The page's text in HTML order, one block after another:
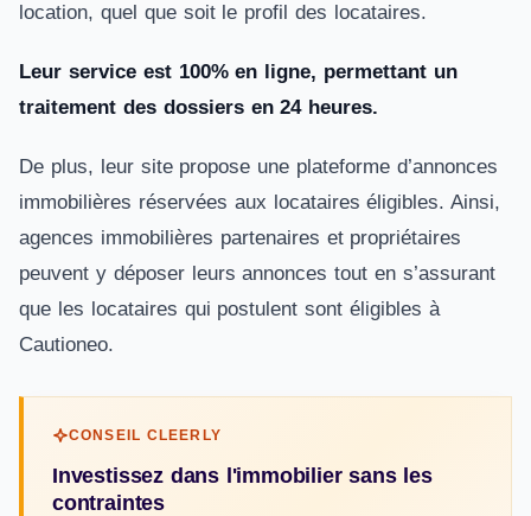
location, quel que soit le profil des locataires.
Leur service est 100% en ligne, permettant un
traitement des dossiers en 24 heures.
De plus, leur site propose une plateforme d’annonces
immobilières réservées aux locataires éligibles. Ainsi,
agences immobilières partenaires et propriétaires
peuvent y déposer leurs annonces tout en s’assurant
que les locataires qui postulent sont éligibles à
Cautioneo.
CONSEIL CLEERLY
Investissez dans l'immobilier sans les
contraintes